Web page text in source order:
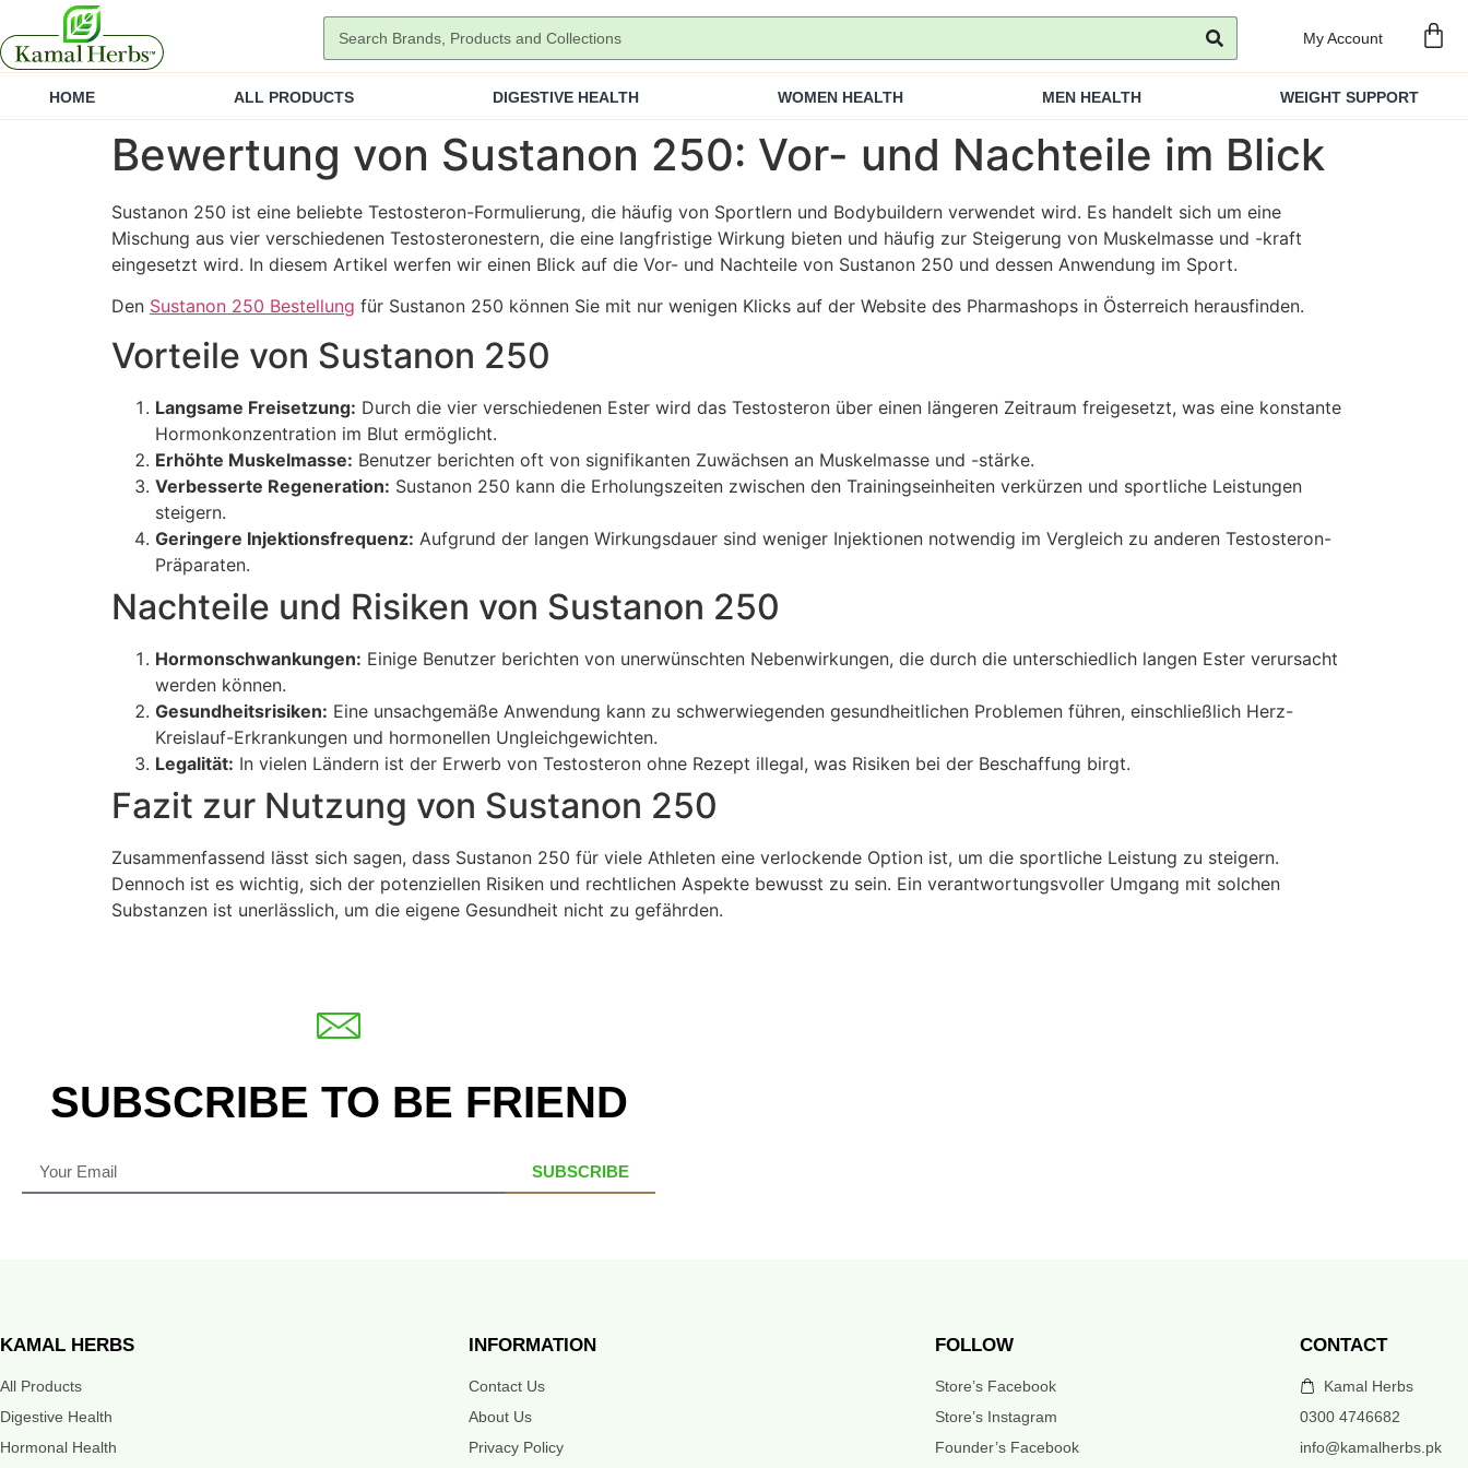
My Account
HOME ALL PRODUCTS DIGESTIVE HEALTH WOMEN HEALTH MEN HEALTH WEIGHT SUPPORT
Bewertung von Sustanon 250: Vor- und Nachteile im Blick
Sustanon 250 ist eine beliebte Testosteron-Formulierung, die häufig von Sportlern und Bodybuildern verwendet wird. Es handelt sich um eine
Mischung aus vier verschiedenen Testosteronestern, die eine langfristige Wirkung bieten und häufig zur Steigerung von Muskelmasse und -kraft
eingesetzt wird. In diesem Artikel werfen wir einen Blick auf die Vor- und Nachteile von Sustanon 250 und dessen Anwendung im Sport.
Den Sustanon 250 Bestellung für Sustanon 250 können Sie mit nur wenigen Klicks auf der Website des Pharmashops in Österreich herausfinden.
Vorteile von Sustanon 250
Langsame Freisetzung: Durch die vier verschiedenen Ester wird das Testosteron über einen längeren Zeitraum freigesetzt, was eine konstante
Hormonkonzentration im Blut ermöglicht.
Erhöhte Muskelmasse: Benutzer berichten oft von signifikanten Zuwächsen an Muskelmasse und -stärke.
Verbesserte Regeneration: Sustanon 250 kann die Erholungszeiten zwischen den Trainingseinheiten verkürzen und sportliche Leistungen
steigern.
Geringere Injektionsfrequenz: Aufgrund der langen Wirkungsdauer sind weniger Injektionen notwendig im Vergleich zu anderen Testosteron-
Präparaten.
Nachteile und Risiken von Sustanon 250
Hormonschwankungen: Einige Benutzer berichten von unerwünschten Nebenwirkungen, die durch die unterschiedlich langen Ester verursacht
werden können.
Gesundheitsrisiken: Eine unsachgemäße Anwendung kann zu schwerwiegenden gesundheitlichen Problemen führen, einschließlich Herz-
Kreislauf-Erkrankungen und hormonellen Ungleichgewichten.
Legalität: In vielen Ländern ist der Erwerb von Testosteron ohne Rezept illegal, was Risiken bei der Beschaffung birgt.
Fazit zur Nutzung von Sustanon 250
Zusammenfassend lässt sich sagen, dass Sustanon 250 für viele Athleten eine verlockende Option ist, um die sportliche Leistung zu steigern.
Dennoch ist es wichtig, sich der potenziellen Risiken und rechtlichen Aspekte bewusst zu sein. Ein verantwortungsvoller Umgang mit solchen
Substanzen ist unerlässlich, um die eigene Gesundheit nicht zu gefährden.
SUBSCRIBE TO BE FRIEND
SUBSCRIBE
KAMAL HERBS
All Products
Digestive Health
Hormonal Health
INFORMATION
Contact Us
About Us
Privacy Policy
FOLLOW
Store’s Facebook
Store’s Instagram
Founder’s Facebook
CONTACT
Kamal Herbs
0300 4746682
info@kamalherbs.pk